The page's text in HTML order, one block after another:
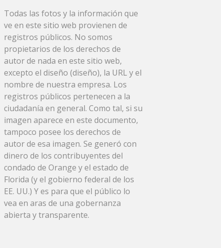
Todas las fotos y la información que
ve en este sitio web provienen de
registros públicos. No somos
propietarios de los derechos de
autor de nada en este sitio web,
excepto el diseño (diseño), la URL y el
nombre de nuestra empresa. Los
registros públicos pertenecen a la
ciudadanía en general. Como tal, si su
imagen aparece en este documento,
tampoco posee los derechos de
autor de esa imagen. Se generó con
dinero de los contribuyentes del
condado de Orange y el estado de
Florida (y el gobierno federal de los
EE. UU.) Y es para que el público lo
vea en aras de una gobernanza
abierta y transparente.